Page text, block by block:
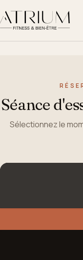
Séance
Sélectionnez le